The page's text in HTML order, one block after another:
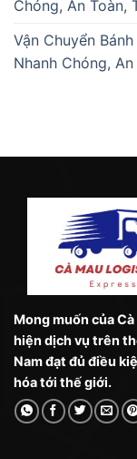
Chóng, An Toàn,
Vận Chuyển
Nhanh Chóng,
Mong muốn của
hiện dịch vụ trên
Nam đạt đủ điều
hóa tới thế giới.